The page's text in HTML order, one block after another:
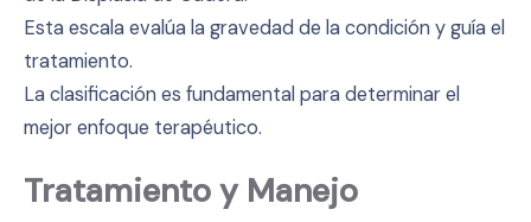
Esta escala evalúa la gravedad de la condición y guía el
tratamiento.
La clasificación es fundamental para determinar el
mejor enfoque terapéutico.
Tratamiento y Manejo